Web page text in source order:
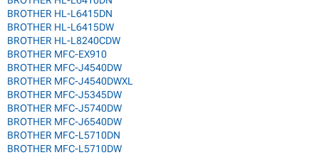
BROTHER HL-L6415DN
BROTHER HL-L6415DW
BROTHER HL-L8240CDW
BROTHER MFC-EX910
BROTHER MFC-J4540DW
BROTHER MFC-J4540DWXL
BROTHER MFC-J5345DW
BROTHER MFC-J5740DW
BROTHER MFC-J6540DW
BROTHER MFC-L5710DN
BROTHER MFC-L5710DW